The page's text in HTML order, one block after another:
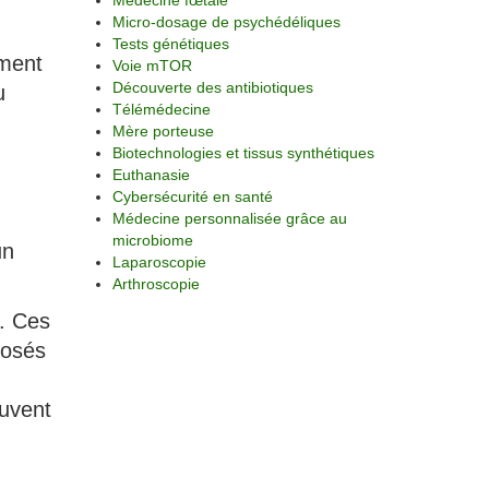
Ces
Micro-dosage de psychédéliques
Tests génétiques
Voie mTOR
Découverte des antibiotiques
Télémédecine
Mère porteuse
Biotechnologies et tissus synthétiques
Euthanasie
Cybersécurité en santé
Médecine personnalisée grâce au
microbiome
Laparoscopie
Arthroscopie